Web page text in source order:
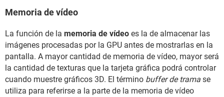
Memoria de vídeo
La función de la memoria de vídeo es la de almacenar las
imágenes procesadas por la GPU antes de mostrarlas en la
pantalla. A mayor cantidad de memoria de vídeo, mayor será
la cantidad de texturas que la tarjeta gráfica podrá controlar
cuando muestre gráficos 3D. El término buffer de trama se
utiliza para referirse a la parte de la memoria de vídeo